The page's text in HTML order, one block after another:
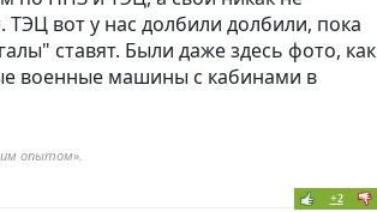
вот у нас долбили долбили, пока
ставят. Были даже здесь фото, как
военные машины с кабинами в
опытом».
+2